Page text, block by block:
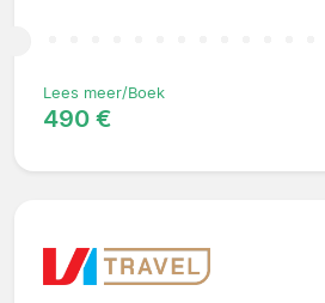
Lees meer/Boek
490 €